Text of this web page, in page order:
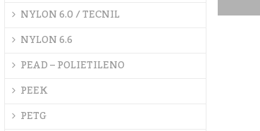
NYLON 6.0 / TECNIL
NYLON 6.6
PEAD – POLIETILENO
PEEK
PETG